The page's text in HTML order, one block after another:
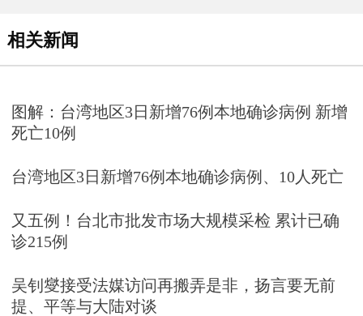
相关新闻
图解：台湾地区3日新增76例本地确诊病例 新增
死亡10例
台湾地区3日新增76例本地确诊病例、10人死亡
又五例！台北市批发市场大规模采检 累计已确
诊215例
吴钊燮接受法媒访问再搬弄是非，扬言要无前
提、平等与大陆对谈